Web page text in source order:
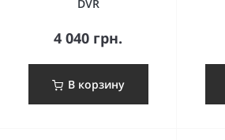
DVR
4 040 грн.
В корзину